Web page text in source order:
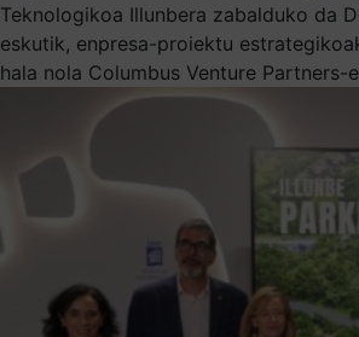
Teknologikoa Illunbera zabalduko da
eskutik, enpresa-proiektu
hala nola Columbus Venture Partners-